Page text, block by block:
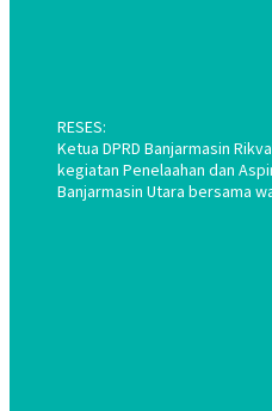
RESES:
Ketua DPRD Banjarmasin
kegiatan Penelaahan dan
Banjarmasin Utara bersama